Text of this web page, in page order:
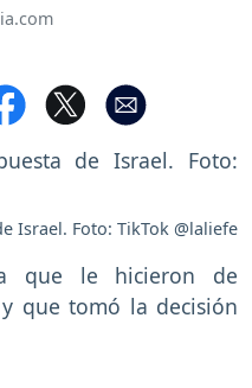
Israel. Foto: TikTok @laliefe
que le hicieron de
que tomó la decisión